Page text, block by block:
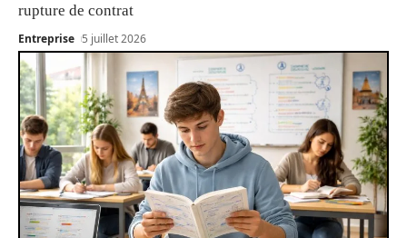
rupture de contrat
Entreprise 5 juillet 2026